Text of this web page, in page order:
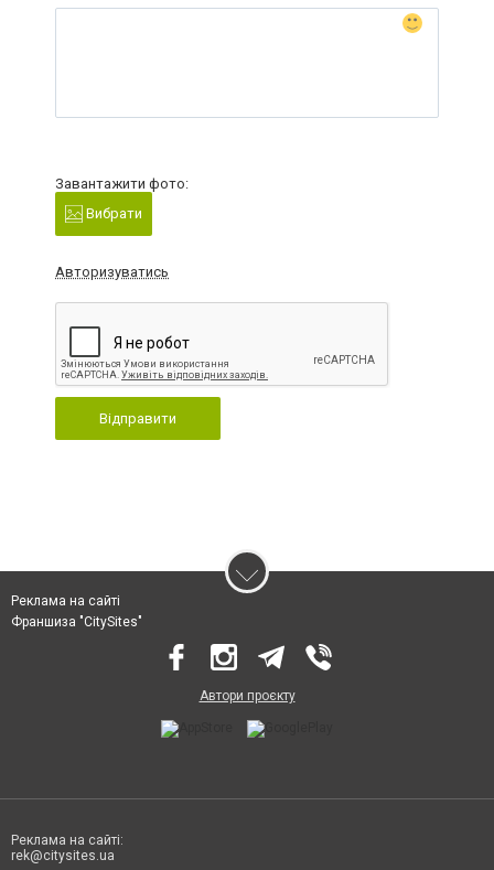
Завантажити фото:
Вибрати
Авторизуватись
Відправити
Реклама на сайті
Франшиза "CitySites"
Автори проєкту
Реклама на сайті:
rek@citysites.ua